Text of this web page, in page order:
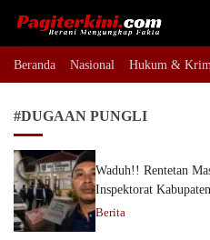
Pagiterkini.com
Berani Mengungkap Fakta
Beranda Nasional Hukum &
#DUGAAN PUNGLI
Waduh!! Rentetan
Inspektorat
Berita